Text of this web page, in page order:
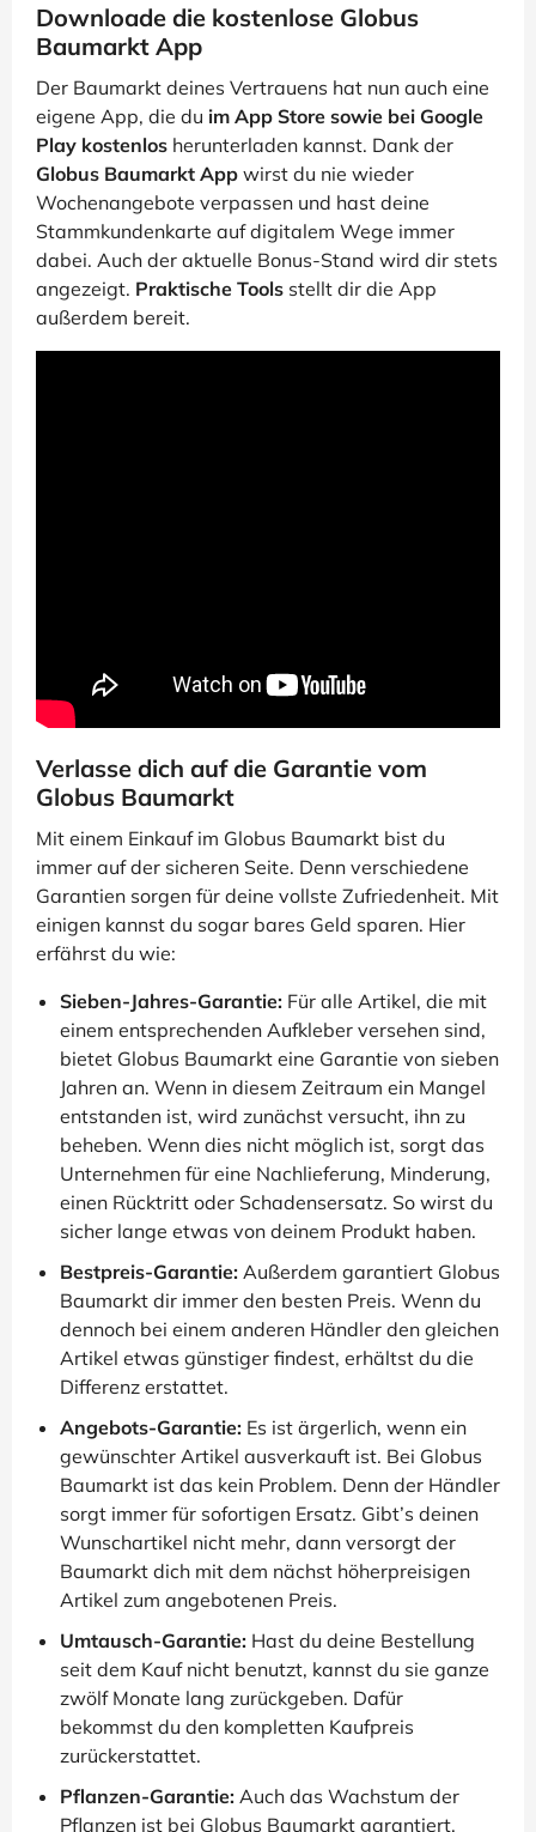
Downloade die kostenlose Globus
Baumarkt App
Der Baumarkt deines Vertrauens hat nun auch eine
eigene App, die du im App Store sowie bei Google
Play kostenlos herunterladen kannst. Dank der
Globus Baumarkt App wirst du nie wieder
Wochenangebote verpassen und hast deine
Stammkundenkarte auf digitalem Wege immer
dabei. Auch der aktuelle Bonus-Stand wird dir stets
angezeigt. Praktische Tools stellt dir die App
außerdem bereit.
Verlasse dich auf die Garantie vom
Globus Baumarkt
Mit einem Einkauf im Globus Baumarkt bist du
immer auf der sicheren Seite. Denn verschiedene
Garantien sorgen für deine vollste Zufriedenheit. Mit
einigen kannst du sogar bares Geld sparen. Hier
erfährst du wie:
Sieben-Jahres-Garantie: Für alle Artikel, die mit
einem entsprechenden Aufkleber versehen sind,
bietet Globus Baumarkt eine Garantie von sieben
Jahren an. Wenn in diesem Zeitraum ein Mangel
entstanden ist, wird zunächst versucht, ihn zu
beheben. Wenn dies nicht möglich ist, sorgt das
Unternehmen für eine Nachlieferung, Minderung,
einen Rücktritt oder Schadensersatz. So wirst du
sicher lange etwas von deinem Produkt haben.
Bestpreis-Garantie: Außerdem garantiert Globus
Baumarkt dir immer den besten Preis. Wenn du
dennoch bei einem anderen Händler den gleichen
Artikel etwas günstiger findest, erhältst du die
Differenz erstattet.
Angebots-Garantie: Es ist ärgerlich, wenn ein
gewünschter Artikel ausverkauft ist. Bei Globus
Baumarkt ist das kein Problem. Denn der Händler
sorgt immer für sofortigen Ersatz. Gibt’s deinen
Wunschartikel nicht mehr, dann versorgt der
Baumarkt dich mit dem nächst höherpreisigen
Artikel zum angebotenen Preis.
Umtausch-Garantie: Hast du deine Bestellung
seit dem Kauf nicht benutzt, kannst du sie ganze
zwölf Monate lang zurückgeben. Dafür
bekommst du den kompletten Kaufpreis
zurückerstattet.
Pflanzen-Garantie: Auch das Wachstum der
Pflanzen ist bei Globus Baumarkt garantiert.